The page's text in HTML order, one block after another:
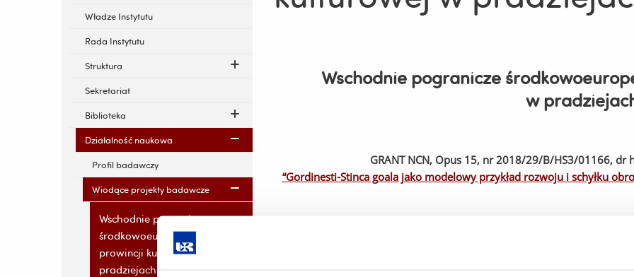
Władze Instytutu
Rada Instytutu
Struktura
Sekretariat
Biblioteka
Działalność naukowa
Profil badawczy
Wiodące projekty badawcze
Wschodnie pogranicze
środkowoeuropejskiej
prowincji kulturowej w
pradziejach
Wschodnie pogranicze
w
GRANT NCN, Opus 15, nr 2018/29/B/HS3/01166, dr
“Gordinesti-Stinca goala jako modelowy przykład rozwoju i schyłku
“Między zachodem a wschodem. Dynamika przemian